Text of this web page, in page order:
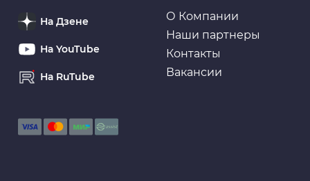
О Компании
Наши партнеры
Контакты
Вакансии
На Дзене
На YouTube
На RuTube